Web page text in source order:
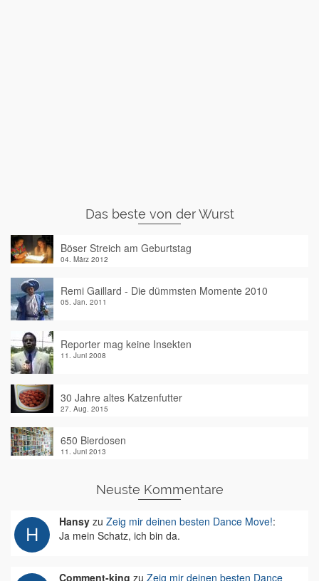
Das beste von der Wurst
Böser Streich am Geburtstag
04. März 2012
Remi Gaillard - Die dümmsten Momente 2010
05. Jan. 2011
Reporter mag keine Insekten
11. Juni 2008
30 Jahre altes Katzenfutter
27. Aug. 2015
650 Bierdosen
11. Juni 2013
Neuste Kommentare
Hansy zu Zeig mir deinen besten Dance Move!:
Ja mein Schatz, ich bin da.
Comment-king zu Zeig mir deinen besten Dance